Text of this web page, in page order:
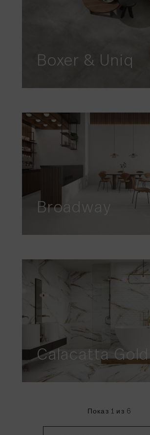
Boxer & Uniq
Broadway
Calacatta Gold
Показ 1 из 6